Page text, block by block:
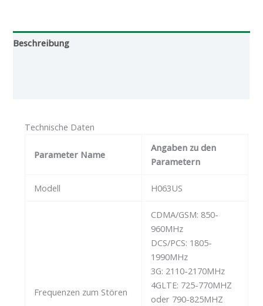
Beschreibung
Technische Daten
Parameter Name
Angaben zu den
Parametern
Modell H063US
Frequenzen zum Stören
CDMA/GSM: 850-
960MHz
DCS/PCS: 1805-
1990MHz
3G: 2110-2170MHz
4GLTE: 725-770MHZ
oder 790-825MHZ